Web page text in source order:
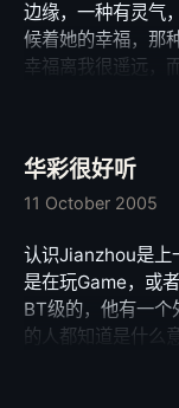
边缘，一种有灵气
候着她的幸福，那
幸福离我很遥远，
座城市。他不知道
的或者悲伤的人，
到自己的方向的时
这是一个略带伤感
地，女，本名祖雅
其代表作品《我的
华彩很好听
11 October 2005
认识Jianzhou是上
是在玩Game，或
BT级的，他有一个
的人都知道是什么